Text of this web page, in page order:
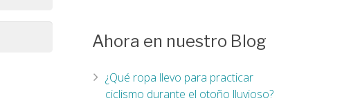
Ahora en nuestro Blog
¿Qué ropa llevo para practicar
ciclismo durante el otoño lluvioso?